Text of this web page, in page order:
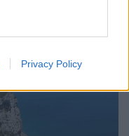
Privacy Policy